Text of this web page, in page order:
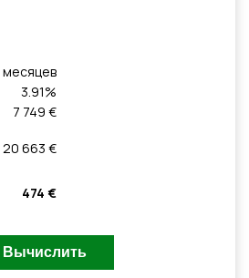
месяцeв
3.91%
7 749 €
20 663 €
474 €